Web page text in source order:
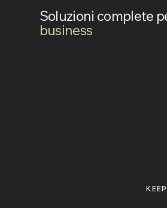
Soluzioni complete
business